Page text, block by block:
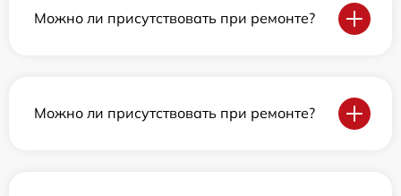
Можно ли присутствовать при ремонте?
Можно ли присутствовать при ремонте?